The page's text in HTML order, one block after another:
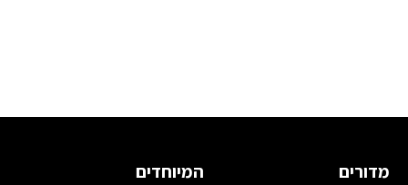
מדורים המיוחדים